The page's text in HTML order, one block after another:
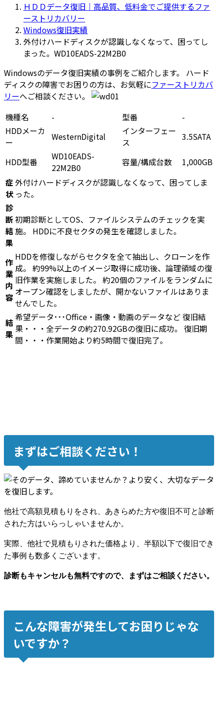
ＨＤＤデータ復旧｜高品質、低料金でご提供するファ
ーストリカバリー
Windows復旧実績
外付けハードディスクが認識しなくなって、困ってし
まった。WD10EADS-22M2B0
Windowsのデータ復旧実績の事例をご紹介します。 ハード
ディスクの障害でお困りの方は、お気軽にファーストリカバ
リーへご相談ください。
機種名
- 型番
-
HDDメーカ
ー
WesternDigital
インターフェー
ス
3.5SATA
HDD型番
WD10EADS-
22M2B0
容量/構成台数
1,000GB
症
状
外付けハードディスクが認識しなくなって、困ってしま
った。
診
断
結
果
初期診断としてOS、ファイルシステムのチェックを実
施。 HDDに不良セクタの発生を確認しました。
作
業
内
容
HDDを修復しながらセクタを全て抽出し、クローンを作
成。 約99%以上のイメージ取得に成功後、論理領域の復
旧作業を実施しました。 約20個のファイルをランダムに
オープン確認をしましたが、開かないファイルはありま
せんでした。
結
果
希望データ･･･Office・画像・動画のデータなど 復旧結
果・・・全データの約270.92GBの復旧に成功。 復旧期
間・・・作業開始より約5時間で復旧完了。
まずはご相談ください！
他社で高額見積もりをされ、あきらめた方や復旧不可と診断
された方はいらっしゃいませんか。
実際、他社で見積もりされた価格より、半額以下で復旧でき
た事例も数多くございます。
診断もキャンセルも無料ですので、まずはご相談ください。
こんな障害が発生してお困りじゃな
いですか？